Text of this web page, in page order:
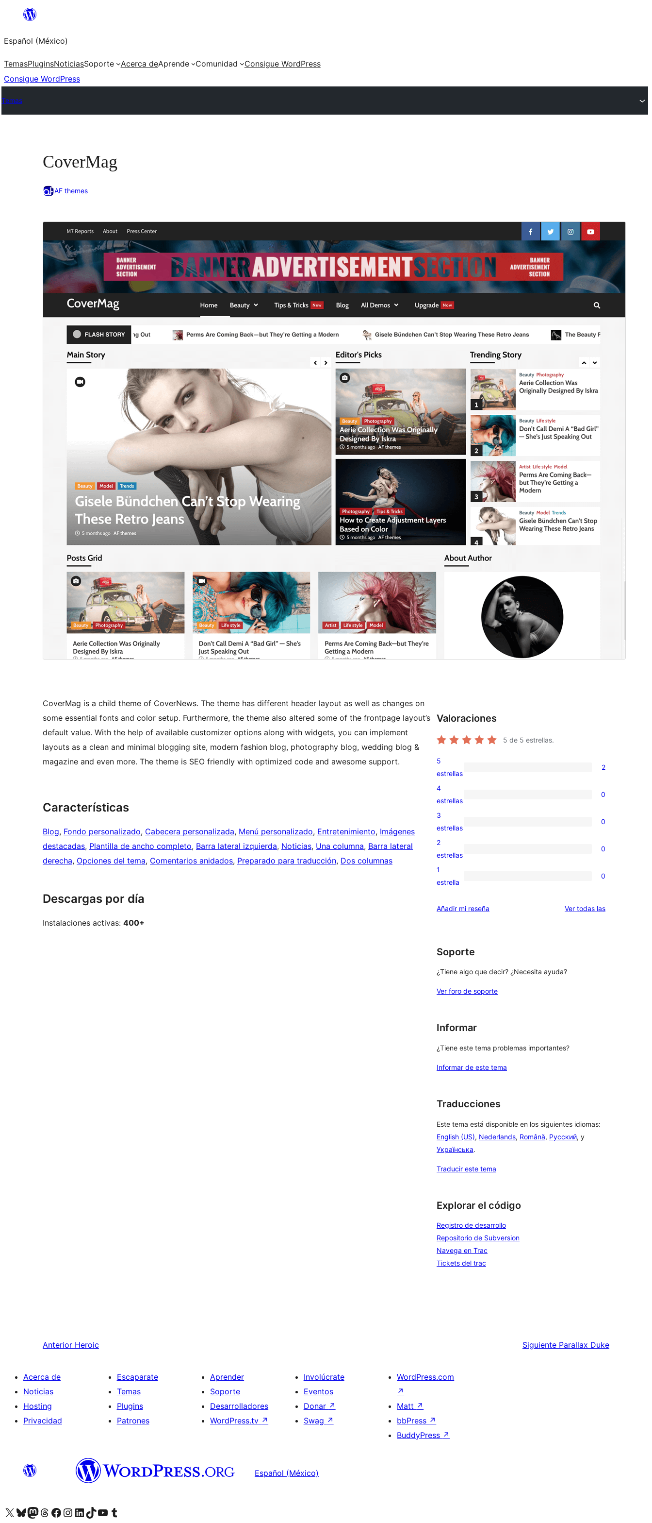
Saltar
contenido
Español (México)
TemasPluginsNoticiasSoporte Acerca deAprende Comunidad
Consigue WordPress
Consigue WordPress
Temas
CoverMag
AF themes
Este es un tema hijo deCoverNews
Versión
2.1.0
Última actualización
19 febrero, 2026
Página de inicio del tema
CoverMag is a child theme of CoverNews. The theme has different header layout as well as changes on
some essential fonts and color setup. Furthermore, the theme also altered some of the frontpage layout’s
default value. With the help of available customizer options along with widgets, you can implement
layouts as a clean and minimal blogging site, modern fashion blog, photography blog, wedding blog &
magazine and even more. The theme is SEO friendly with optimized code and awesome support.
Características
Blog, Fondo personalizado, Cabecera personalizada, Menú personalizado, Entretenimiento, Imágenes
destacadas, Plantilla de ancho completo, Barra lateral izquierda, Noticias, Una columna, Barra lateral
derecha, Opciones del tema, Comentarios anidados, Preparado para traducción, Dos columnas
Descargas por día
Instalaciones activas: 400+
Valoraciones
5 de 5 estrellas.
2
valoraciones
de
5
estrellas
2
0
valoraciones
de
4
estrellas
0
0
valoraciones
de
3
estrellas
0
0
valoraciones
de
estrellas
2
estrellas
0
0
de
1
estrella
0
Añadir mi reseña Ver todas lasvaloraciones
Soporte
¿Tiene algo que decir? ¿Necesita ayuda?
Ver foro de soporte
Informar
¿Tiene este tema problemas importantes?
Informar de este tema
Traducciones
Este tema está disponible en los siguientes idiomas:
English (US), Nederlands, Română, Русский, y
Українська.
Traducir este tema
Explorar el código
Registro de desarrollo
Repositorio de Subversion
Navega en Trac
Tickets del trac
Anterior Heroic Siguiente Parallax Duke
Acerca de
Noticias
Hosting
Privacidad
Escaparate
Temas
Plugins
Patrones
Aprender
Soporte
Desarrolladores
WordPress.tv ↗
Involúcrate
Eventos
Donar ↗
Swag ↗
WordPress.com
↗
Matt ↗
bbPress ↗
BuddyPress ↗
Español (México)
Visita nuestra cuenta de X (anteriormente Twitter)
Visita nuestra cuenta de Bluesky
Visita nuestra cuenta de Mastodon
Visita nuestra cuenta de Threads
Visita nuestra página de Facebook
Visita nuestra cuenta de Instagram
Visita nuestra cuenta de LinkedIn
Visita nuestra cuenta de TikTok
Visita nuestro canal de YouTube
Visita nuestra cuenta de Tumblr